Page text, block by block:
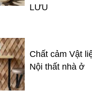
LƯU
Chất cảm Vật
Nội thất nhà ở